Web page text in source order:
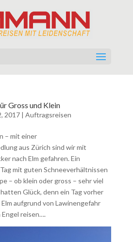
Gross und Klein
2017| Auftragsreisen
– mit einer
aus Zürich sind wir mit
nach Elm gefahren. Ein
mit guten Schneeverhältnissen
– ob klein oder gross – sehr viel
Glück, denn ein Tag vorher
aufgrund von Lawinengefahr
reisen….